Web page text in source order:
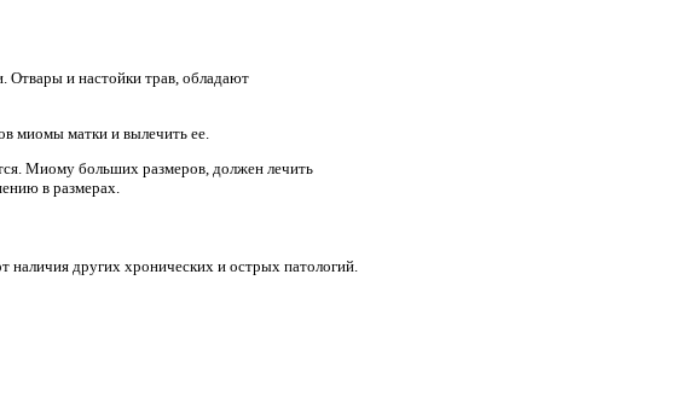
Отвары и настойки трав, обладают
миомы матки и вылечить ее.
Миому больших размеров, должен лечить
в размерах.
наличия других хронических и острых патологий.